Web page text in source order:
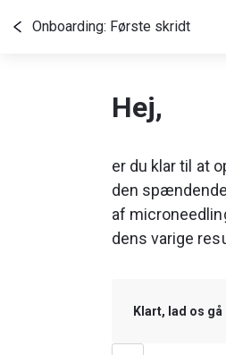
Onboarding: Første skridt
Hej,
er du klar til at
den
af
dens varige
Klart, lad os gå